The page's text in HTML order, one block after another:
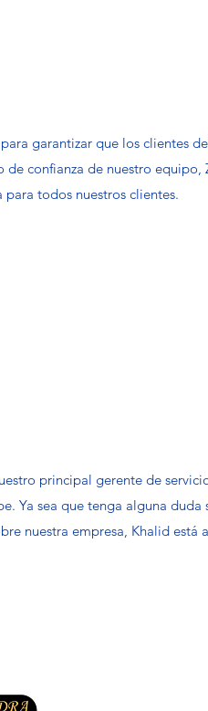
garantizar que los clientes
confianza de nuestro equipo,
todos nuestros clientes.
principal gerente de
Ya sea que tenga alguna duda
nuestra empresa, Khalid está